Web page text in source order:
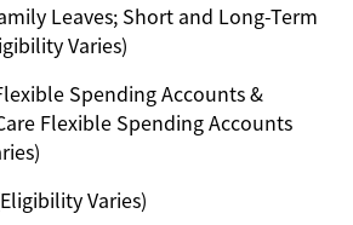
Leaves; Short and Long-Term
Varies)
Spending Accounts &
Flexible Spending Accounts
Varies)